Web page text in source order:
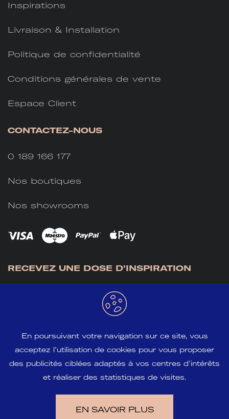
Inspirations
Livraison & Installation
Politique de confidentialité
Conditions générales de vente
Espace Client
CONTACTEZ-NOUS
0 189 166 177
Nos boutiques
Nos showrooms
RECEVEZ UNE DOSE D’INSPIRATION
S'INSCRIRE
En poursuivant votre navigation sur ce site, vous
acceptez l’utilisation de cookies pour vous proposer
des publicités ciblées adaptés à vos centres d’intérêts
et réaliser des statistiques de visites.
EN SAVOIR PLUS